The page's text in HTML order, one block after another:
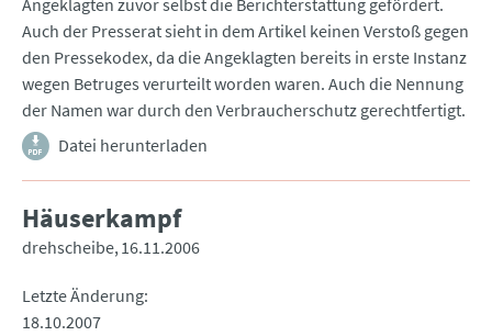
Angeklagten zuvor selbst die Berichterstattung gefördert.
Auch der Presserat sieht in dem Artikel keinen Verstoß gegen
den Pressekodex, da die Angeklagten bereits in erste Instanz
wegen Betruges verurteilt worden waren. Auch die Nennung
der Namen war durch den Verbraucherschutz gerechtfertigt.
Datei herunterladen
Häuserkampf
drehscheibe 16.11.2006
Letzte Änderung
18.10.2007